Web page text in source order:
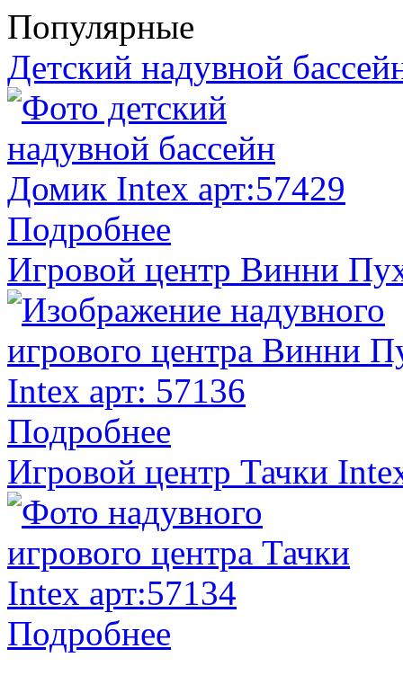
Популярные
Детский надувной
Подробнее
Игровой центр Винни
Подробнее
Игровой центр Тачки
Подробнее